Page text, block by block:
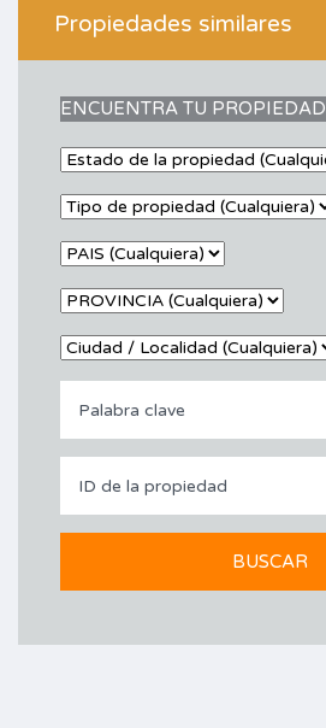
Propiedades similares
ENCUENTRA TU PROPIEDAD